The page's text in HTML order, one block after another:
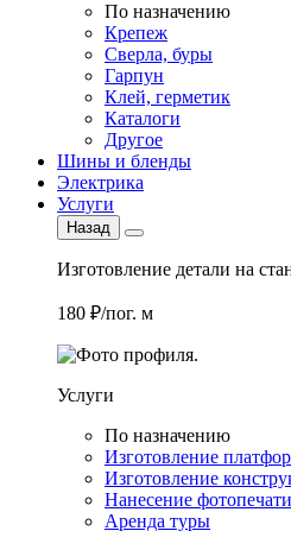
По назначению
Крепеж
Сверла, буры
Гарпун
Клей, герметик
Каталоги
Другое
Шины и бленды
Электрика
Услуги
Назад
Изготовление детали на
180 ₽/пог. м
Услуги
По назначению
Изготовление
Изготовление
Нанесение фотопечати
Аренда туры